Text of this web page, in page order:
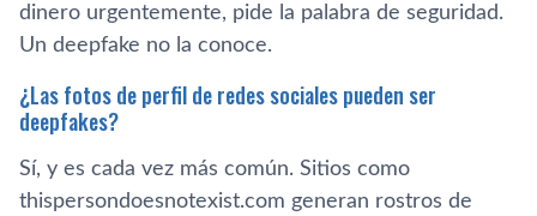
dinero urgentemente, pide la palabra de seguridad.
Un deepfake no la conoce.
¿Las fotos de perfil de redes sociales pueden ser
deepfakes?
Sí, y es cada vez más común. Sitios como
thispersondoesnotexist.com generan rostros de